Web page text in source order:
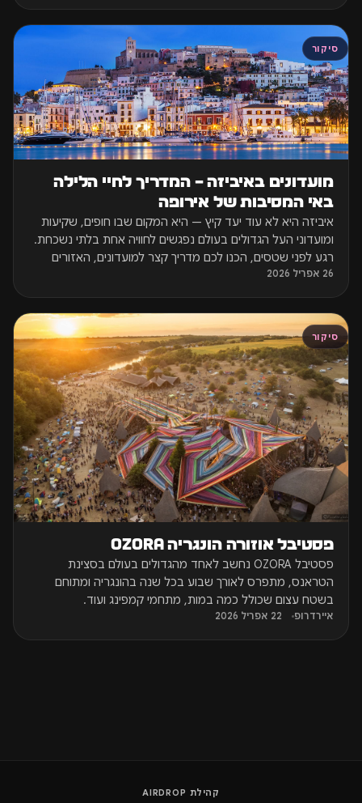
סיקור
מועדונים באיביזה – המדריך לחיי הלילה
באי המסיבות של אירופה
איביזה היא לא עוד יעד קיץ — היא המקום שבו חופים, שקיעות
ומועדוני העל הגדולים בעולם נפגשים לחוויה אחת בלתי נשכחת.
רגע לפני שטסים, הכנו לכם מדריך קצר למועדונים, האזורים
והמסיבות שאסור לפספס באי הכי מדובר באירופה.
26 אפריל 2026
סיקור
פסטיבל אוזורה הונגריה OZORA
פסטיבל OZORA נחשב לאחד מהגדולים בעולם בסצינת
הטראנס, מתפרס לאורך שבוע בכל שנה בהונגריה ומתוחם
בשטח עצום שכולל כמה במות, מתחמי קמפינג ועוד.
איירדרופ 22 אפריל 2026
קהילת AIRDROP